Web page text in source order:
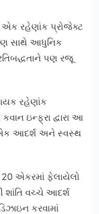
રહેણાંક પ્રોજેક્ટ
સાથે આધુનિક
પણ રજૂ
રહેણાંક
ઇન્ફ્રા દ્વારા આ
આદર્શ અને સ્વસ્થ
એકરમાં ફેલાયેલો
શાંતિ વચ્ચે આદર્શ
કરવામાં